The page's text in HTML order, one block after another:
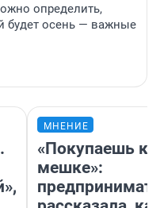
определить,
будет осень — важные
МНЕНИЕ
«Покупаешь
мешке»: